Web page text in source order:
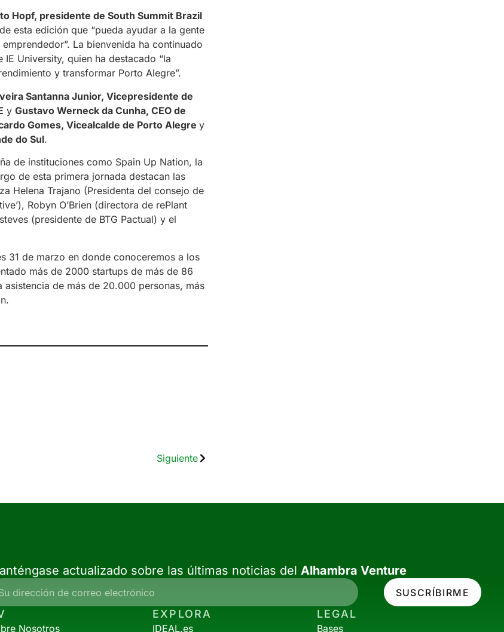
Hopf, presidente de South Summit Brazil
esta edición que “pueda ayudar a la gente
La bienvenida ha continuado
University, quien ha destacado “la
y transformar Porto Alegre”.
Santanna Junior, Vicepresidente de
y Gustavo Werneck da Cunha, CEO de
Gomes, Vicealcalde de Porto Alegre y
do Sul.
de instituciones como Spain Up Nation, la
de esta primera jornada destacan las
Helena Trajano (Presidenta del consejo de
Robyn O’Brien (directora de rePlant
(presidente de BTG Pactual) y el
31 de marzo en donde conoceremos a los
más de 2000 startups de más de 86
de más de 20.000 personas, más
Siguiente
actualizado sobre las últimas noticias del Alhambra Venture
SUSCRÍBIRME
Nosotros
EXPLORA
IDEAL.es
LEGAL
Bases